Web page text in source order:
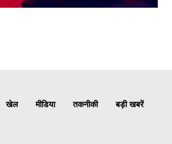
खेल मीडिया तकनीकी बड़ी खबरें